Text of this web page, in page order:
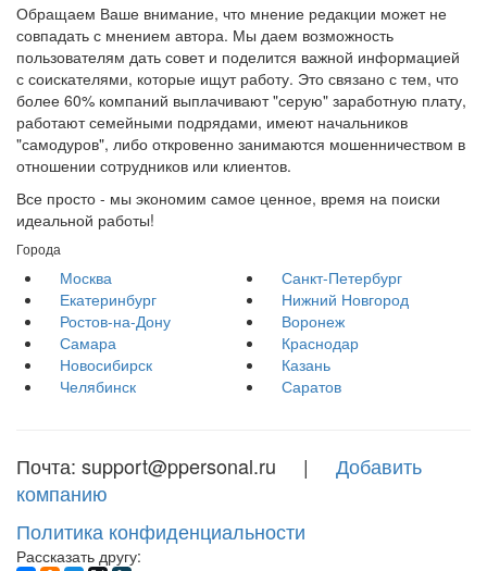
Обращаем Ваше внимание, что мнение редакции может не
совпадать с мнением автора. Мы даем возможность
пользователям дать совет и поделится важной информацией
с соискателями, которые ищут работу. Это связано с тем, что
более 60% компаний выплачивают "серую" заработную плату,
работают семейными подрядами, имеют начальников
"самодуров", либо откровенно занимаются мошенничеством в
отношении сотрудников или клиентов.
Все просто - мы экономим самое ценное, время на поиски
идеальной работы!
Города
Москва
Санкт-Петербург
Екатеринбург
Нижний Новгород
Ростов-на-Дону
Воронеж
Самара
Краснодар
Новосибирск
Казань
Челябинск
Саратов
Почта: support@ppersonal.ru | Добавить
компанию
Политика конфиденциальности
Рассказать другу: